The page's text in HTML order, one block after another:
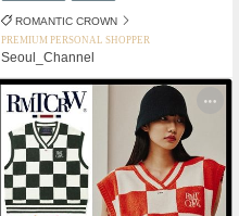
ROMANTIC CROWN
PREMIUM PERSONAL SHOPPER
Seoul_Channel